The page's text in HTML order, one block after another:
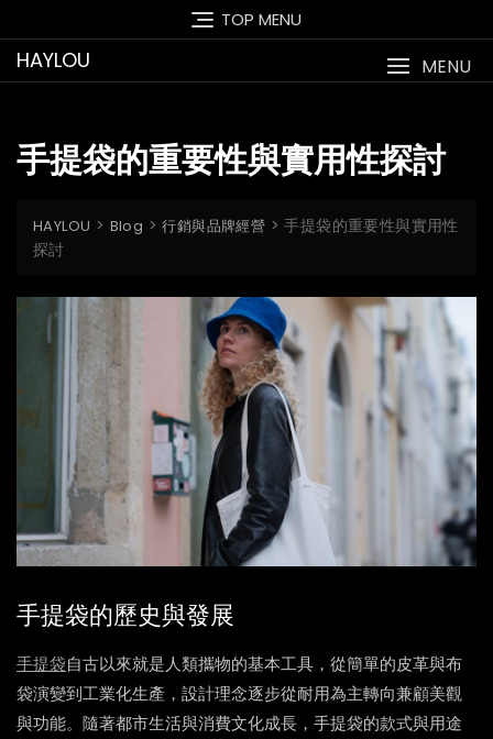
to
content
TOP MENU
HAYLOU MENU
手提袋的重要性與實用性探討
HAYLOU > Blog >行銷與品牌經營 >手提袋的重要性與實用性
探討
手提袋的歷史與發展
手提袋自古以來就是人類攜物的基本工具，從簡單的皮革與布
袋演變到工業化生產，設計理念逐步從耐用為主轉向兼顧美觀
與功能。隨著都市生活與消費文化成長，手提袋的款式與用途